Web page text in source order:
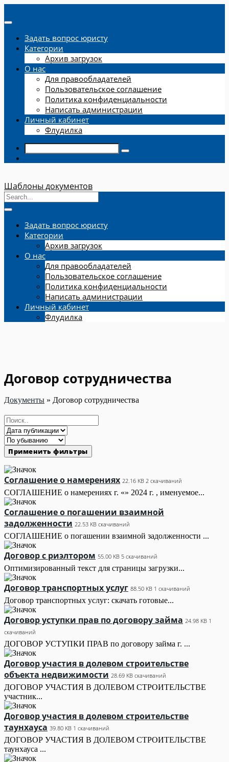
Задать вопрос юристу
Категории
Архив загрузок
О нас
Для правообладателей
Пользовательское соглашение
Политика конфиденциальности
Написать администрации
Личный кабинет
Флудилка
Шаблоны документов
Задать вопрос юристу
Категории
Архив загрузок
О нас
Для правообладателей
Пользовательское соглашение
Политика конфиденциальности
Написать администрации
Личный кабинет
Флудилка
Договор сотрудничества
Документы » Договор сотрудничества
Применить фильтры
Соглашение о намерениях 22.16 KB 2 скачиваний
СОГЛАШЕНИЕ о намерениях г. «» 2024 г. , именуемое...
Соглашение о погашении взаимной
задолженности 22.53 KB скачиваний
СОГЛАШЕНИЕ о погашении взаимной задолженности ...
Договор с риэлтором 55.00 KB 5 скачиваний
Оптимизированный текст для страницы загрузки...
Договор транспортных услуг 88.50 KB 1 скачиваний
Договор транспортных услуг: скачать готовые...
Договор уступки прав по договору займа 24.98 KB 1
скачиваний
ДОГОВОР УСТУПКИ ПРАВ по договору займа г. ...
Договор участия в долевом строительстве
объекта недвижимости 28.69 KB скачиваний
ДОГОВОР УЧАСТИЯ В ДОЛЕВОМ СТРОИТЕЛЬСТВЕ
участник...
Договор участия в долевом строительстве
таунхауса 39.80 KB 1 скачиваний
ДОГОВОР УЧАСТИЯ В ДОЛЕВОМ СТРОИТЕЛЬСТВЕ
таунхауса ...